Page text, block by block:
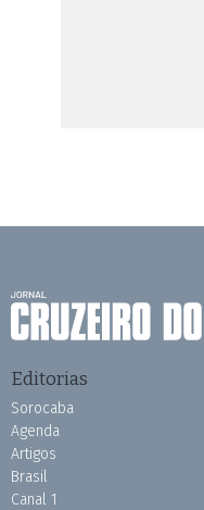
Editorias
Sorocaba
Agenda
Artigos
Brasil
Canal 1